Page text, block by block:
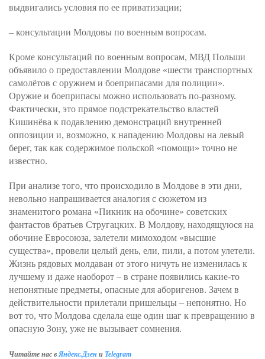
выдвигались условия по ее приватизации;
– консультации Молдовы по военным вопросам.
Кроме консультаций по военным вопросам, МВД Польши
объявило о предоставлении Молдове «шести транспортных
самолётов с оружием и боеприпасами для полиции».
Оружие и боеприпасы можно использовать по-разному.
Фактически, это прямое подстрекательство властей
Кишинёва к подавлению демонстраций внутренней
оппозиции и, возможно, к нападению Молдовы на левый
берег, так как содержимое польской «помощи» точно не
известно.
При анализе того, что происходило в Молдове в эти дни,
невольно напрашивается аналогия с сюжетом из
знаменитого романа «Пикник на обочине» советских
фантастов братьев Стругацких. В Молдову, находящуюся на
обочине Евросоюза, залетели мимоходом «высшие
существа», провели целый день, ели, пили, а потом улетели.
Жизнь рядовых молдаван от этого ничуть не изменилась к
лучшему и даже наоборот – в стране появились какие-то
непонятные предметы, опасные для аборигенов. Зачем в
действительности прилетали пришельцы – непонятно. Но
вот то, что Молдова сделала еще один шаг к превращению в
опасную Зону, уже не вызывает сомнения.
Читайте нас вЯндекс.Дзен и Telegram